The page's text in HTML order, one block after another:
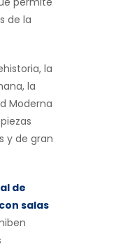
de la
la
la
Moderna
y de gran
de
salas